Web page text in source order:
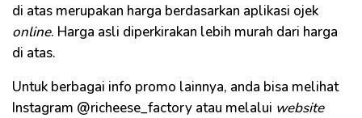
di atas merupakan harga berdasarkan aplikasi ojek
online. Harga asli diperkirakan lebih murah dari harga
di atas.
Untuk berbagai info promo lainnya, anda bisa melihat
Instagram @richeese_factory atau melalui website